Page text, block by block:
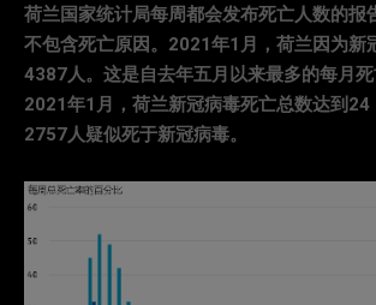
荷兰国家统计局每周都会发布死亡人数的报
不包含死亡原因。2021年1月，荷兰因为新
4387人。这是自去年五月以来最多的每月
2021年1月，荷兰新冠病毒死亡总数达到24
2757人疑似死于新冠病毒。